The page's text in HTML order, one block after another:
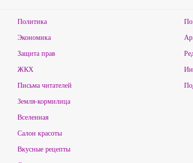
Политика
Экономика
Защита прав
ЖКХ
Письма читателей
Земля-кормилица
Вселенная
Салон красоты
Вкусные рецепты